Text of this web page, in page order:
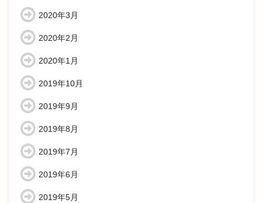
2020年3月
2020年2月
2020年1月
2019年10月
2019年9月
2019年8月
2019年7月
2019年6月
2019年5月